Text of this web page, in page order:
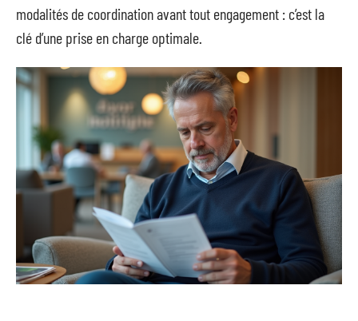
modalités de coordination avant tout engagement : c’est la
clé d’une prise en charge optimale.